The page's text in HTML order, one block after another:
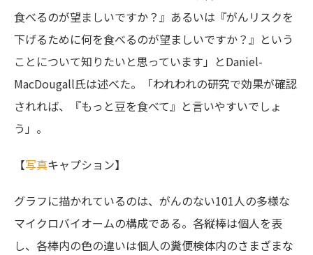
食べるのが望ましいですか？』あるいは『がんリスクを
下げるために何を食べるのが望ましいですか？』という
ことについて知りたいと思っています」とDaniel-
MacDougall氏は述べた。「われわれの研究で効果が確認
されれば、『もっと豆を食べて』と言いやすいでしょ
う」。
【写真キャプション】
グラフに描かれているのは、がんのない101人の多様な
マイクロバイオームの構成である。各縦棒は個人を表
し、各棒内の色の違いは個人の糞便検体内のさまざまな